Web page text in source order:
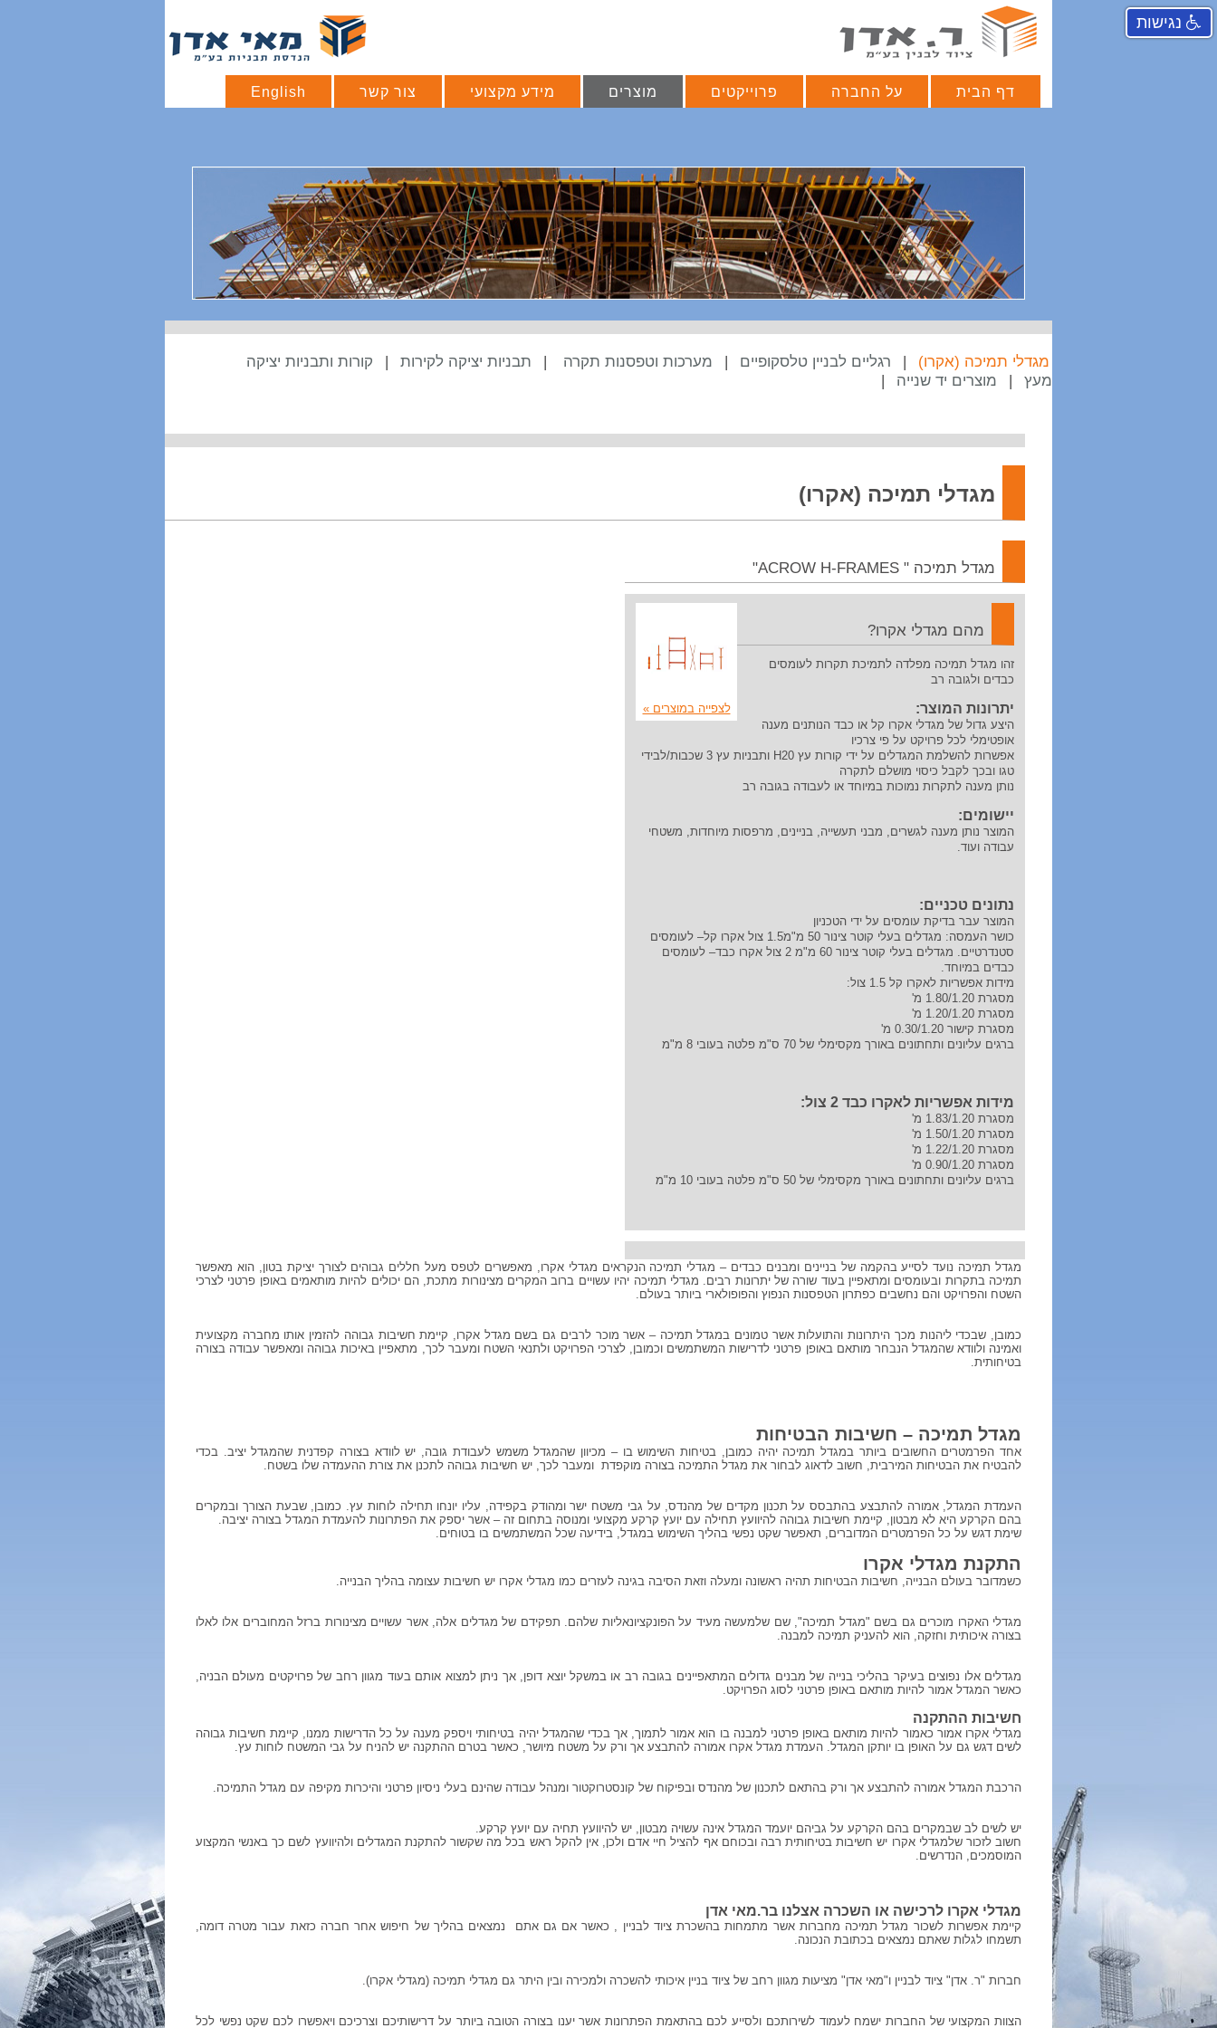
דף הבית על החברה פרוייקטים מוצרים מידע מקצועי צור קשר English
מגדלי תמיכה (אקרו) | רגליים לבניין טלסקופיים | מערכות וטפסנות תקרה | תבניות יציקה לקירות |
קורות ותבניות יציקה
מעץ
| מוצרים יד שנייה |
מגדלי תמיכה (אקרו)
מגדל תמיכה " ACROW H-FRAMES"
לצפייה במוצרים »
מהם מגדלי אקרו?
זהו מגדל תמיכה מפלדה לתמיכת תקרות לעומסים
כבדים ולגובה רב
יתרונות המוצר:
היצע גדול של מגדלי אקרו קל או כבד הנותנים מענה
אופטימלי לכל פרויקט על פי צרכיו
אפשרות להשלמת המגדלים על ידי קורות עץ H20 ותבניות עץ 3 שכבות/לבידי
טגו ובכך לקבל כיסוי מושלם לתקרה
נותן מענה לתקרות נמוכות במיוחד או לעבודה בגובה רב
יישומים:
המוצר נותן מענה לגשרים, מבני תעשייה, בניינים, מרפסות מיוחדות, משטחי
עבודה ועוד.
נתונים טכניים:
המוצר עבר בדיקת עומסים על ידי הטכניון
כושר העמסה: מגדלים בעלי קוטר צינור 50 מ"מׁ1.5 צול אקרו קל– לעומסים
סטנדרטיים. מגדלים בעלי קוטר צינור 60 מ"מ 2 צול אקרו כבד– לעומסים
כבדים במיוחד.
מידות אפשריות לאקרו קל 1.5 צול:
מסגרת 1.80/1.20 מ'
מסגרת 1.20/1.20 מ'
מסגרת קישור 0.30/1.20 מ'
ברגים עליונים ותחתונים באורך מקסימלי של 70 ס"מ פלטה בעובי 8 מ"מ
מידות אפשריות לאקרו כבד 2 צול:
מסגרת 1.83/1.20 מ'
מסגרת 1.50/1.20 מ'
מסגרת 1.22/1.20 מ'
מסגרת 0.90/1.20 מ'
ברגים עליונים ותחתונים באורך מקסימלי של 50 ס"מ פלטה בעובי 10 מ"מ
מגדל תמיכה נועד לסייע בהקמה של בניינים ומבנים כבדים – מגדלי תמיכה הנקראים מגדלי אקרו, מאפשרים לטפס מעל חללים גבוהים לצורך יציקת בטון, הוא מאפשר
תמיכה בתקרות ובעומסים ומתאפיין בעוד שורה של יתרונות רבים. מגדלי תמיכה יהיו עשויים ברוב המקרים מצינורות מתכת, הם יכולים להיות מותאמים באופן פרטני לצרכי
השטח והפרויקט והם נחשבים כפתרון הטפסנות הנפוץ והפופולארי ביותר בעולם.
כמובן, שבכדי ליהנות מכך היתרונות והתועלות אשר טמונים במגדל תמיכה – אשר מוכר לרבים גם בשם מגדל אקרו, קיימת חשיבות גבוהה להזמין אותו מחברה מקצועית
ואמינה ולוודא שהמגדל הנבחר מותאם באופן פרטני לדרישות המשתמשים וכמובן, לצרכי הפרויקט ולתנאי השטח ומעבר לכך, מתאפיין באיכות גבוהה ומאפשר עבודה בצורה
בטיחותית.
מגדל תמיכה – חשיבות הבטיחות
אחד הפרמטרים החשובים ביותר במגדל תמיכה יהיה כמובן, בטיחות השימוש בו – מכיוון שהמגדל משמש לעבודת גובה, יש לוודא בצורה קפדנית שהמגדל יציב. בכדי
להבטיח את הבטיחות המירבית, חשוב לדאוג לבחור את מגדל התמיכה בצורה מוקפדת ומעבר לכך, יש חשיבות גבוהה לתכנן את צורת ההעמדה שלו בשטח.
העמדת המגדל, אמורה להתבצע בהתבסס על תכנון מקדים של מהנדס, על גבי משטח ישר ומהודק בקפידה, עליו יונחו תחילה לוחות עץ. כמובן, שבעת הצורך ובמקרים
בהם הקרקע היא לא מבטון, קיימת חשיבות גבוהה להיוועץ תחילה עם יועץ קרקע מקצועי ומנוסה בתחום זה – אשר יספק את הפתרונות להעמדת המגדל בצורה יציבה.
שימת דגש על כל הפרמטרים המדוברים, תאפשר שקט נפשי בהליך השימוש במגדל, בידיעה שכל המשתמשים בו בטוחים.
התקנת מגדלי אקרו
כשמדובר בעולם הבנייה, חשיבות הבטיחות תהיה ראשונה ומעלה וזאת הסיבה בגינה לעזרים כמו מגדלי אקרו יש חשיבות עצומה בהליך הבנייה.
מגדלי האקרו מוכרים גם בשם "מגדל תמיכה", שם שלמעשה מעיד על הפונקציונאליות שלהם. תפקידם של מגדלים אלה, אשר עשויים מצינורות ברזל המחוברים אלו לאלו
בצורה איכותית וחזקה, הוא להעניק תמיכה למבנה.
מגדלים אלו נפוצים בעיקר בהליכי בנייה של מבנים גדולים המתאפיינים בגובה רב או במשקל יוצא דופן, אך ניתן למצוא אותם בעוד מגוון רחב של פרויקטים מעולם הבניה,
כאשר המגדל אמור להיות מותאם באופן פרטני לסוג הפרויקט.
חשיבות ההתקנה
מגדלי אקרו אמור כאמור להיות מותאם באופן פרטני למבנה בו הוא אמור לתמוך, אך בכדי שהמגדל יהיה בטיחותי ויספק מענה על כל הדרישות ממנו, קיימת חשיבות גבוהה
לשים דגש גם על האופן בו יותקן המגדל. העמדת מגדל אקרו אמורה להתבצע אך ורק על משטח מיושר, כאשר בטרם ההתקנה יש להניח על גבי המשטח לוחות עץ.
הרכבת המגדל אמורה להתבצע אך ורק בהתאם לתכנון של מהנדס ובפיקוח של קונסטרוקטור ומנהל עבודה שהינם בעלי ניסיון פרטני והיכרות מקיפה עם מגדל התמיכה.
יש לשים לב שבמקרים בהם הקרקע על גביהם יועמד המגדל אינה עשויה מבטון, יש להיוועץ תחיה עם יועץ קרקע.
חשוב לזכור שלמגדלי אקרו יש חשיבות בטיחותית רבה ובכוחם אף להציל חיי אדם ולכן, אין להקל ראש בכל מה שקשור להתקנת המגדלים ולהיוועץ לשם כך באנשי המקצוע
המוסמכים, הנדרשים.
מגדלי אקרו לרכישה או השכרה אצלנו בר.מאי אדן
קיימת אפשרות לשכור מגדל תמיכה מחברות אשר מתמחות בהשכרת ציוד לבניין , כאשר אם גם אתם נמצאים בהליך של חיפוש אחר חברה כזאת עבור מטרה דומה,
תשמחו לגלות שאתם נמצאים בכתובת הנכונה.
חברות "ר. אדן" ציוד לבניין ו"מאי אדן" מציעות מגוון רחב של ציוד בניין איכותי להשכרה ולמכירה ובין היתר גם מגדלי תמיכה (מגדלי אקרו).
הצוות המקצועי של החברות ישמח לעמוד לשירותכם ולסייע לכם בהתאמת הפתרונות אשר יענו בצורה הטובה ביותר על דרישותיכם וצרכיכם ויאפשרו לכם שקט נפשי לכל
נגישות